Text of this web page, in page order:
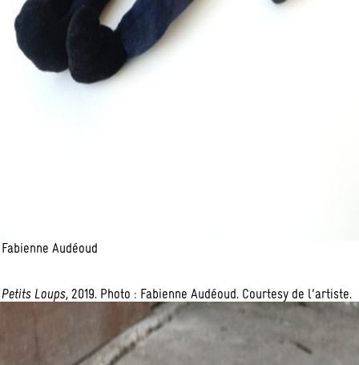
Fabienne Audéoud
Petits Loups, 2019. Photo : Fabienne Audéoud. Courtesy de l’artiste.